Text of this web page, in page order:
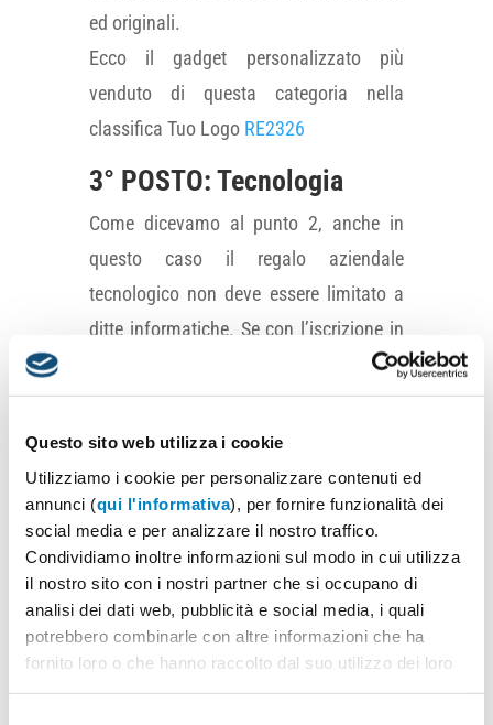
Questo sito web utilizza i cookie
Utilizziamo i cookie per personalizzare contenuti ed
annunci (qui l'informativa), per fornire funzionalità dei
social media e per analizzare il nostro traffico.
Condividiamo inoltre informazioni sul modo in cui utilizza
il nostro sito con i nostri partner che si occupano di
analisi dei dati web, pubblicità e social media, i quali
potrebbero combinarle con altre informazioni che ha
fornito loro o che hanno raccolto dal suo utilizzo dei loro
ed originali.
Ecco il gadget personalizzato più
venduto di questa categoria nella
classifica Tuo Logo RE2326
3° POSTO: Tecnologia
Come dicevamo al punto 2, anche in
questo caso il regalo aziendale
tecnologico non deve essere limitato a
ditte informatiche. Se con l’iscrizione in
palestra apprezzerò gli auricolari
wireless per correre sul tapis roulant,
allo stesso modo potrò riceverli al corso
di lingue per ascoltare filmati in lingua
originale.
Il settoretecnologiaha una fetta di
mercato del14%ed è sempre ricco di
novità tra i gadget personalizzati: dalle
casse speaker di ultima tendenza agli